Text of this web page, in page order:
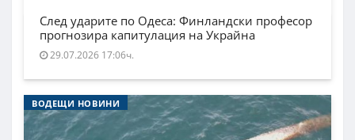
След ударите по Одеса: Финландски професор
прогнозира капитулация на Украйна
29.07.2026 17:06ч.
ВОДЕЩИ НОВИНИ